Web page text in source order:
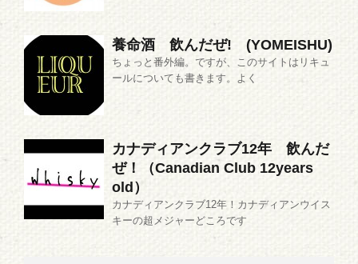
養命酒 飲んだぜ! (YOMEISHU)
ちょっと番外編。ですが、このサイトはリキュ
ールについても書きます。よく
カナディアンクラブ12年 飲んだ
ぜ！（Canadian Club 12years
old）
カナディアンクラブ12年！カナディアンウイス
キーの超メジャーどころです